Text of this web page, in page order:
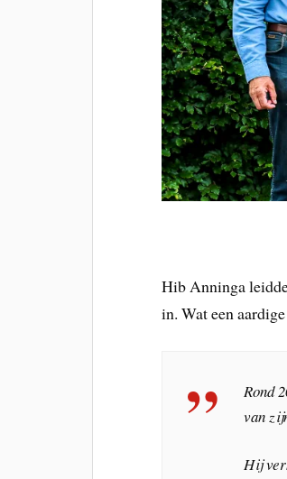
Hib Anninga
in. Wat een
Rond
van
Hij